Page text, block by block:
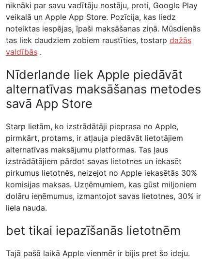
niknāki par savu vadītāju nostāju, proti, Google Play
veikalā un Apple App Store. Pozīcija, kas liedz
noteiktas iespējas, īpaši maksāšanas ziņā. Mūsdienās
tas liek daudziem zobiem raustīties, tostarp dažās
valdībās .
Nīderlande liek Apple piedāvāt
alternatīvas maksāšanas metodes
savā App Store
Starp lietām, ko izstrādātāji pieprasa no Apple,
pirmkārt, protams, ir atļauja piedāvāt lietotājiem
alternatīvas maksājumu platformas. Tas ļaus
izstrādātājiem pārdot savas lietotnes un iekasēt
pirkumus lietotnēs, neizejot no Apple iekasētās 30%
komisijas maksas. Uzņēmumiem, kas gūst miljoniem
dolāru ieņēmumus, izmantojot savas lietotnes, 30% ir
liela nauda.
bet tikai iepazīšanās lietotnēm
Tajā pašā laikā Apple vienmēr ir bijis pret šo ideju.